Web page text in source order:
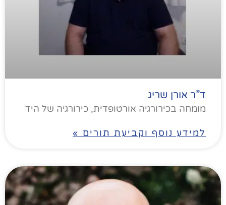
ד”ר אורן שריג
מומחה בכירורגיה אורטופדית, כירורגיה של היד
למידע נוסף וקביעת תורים »